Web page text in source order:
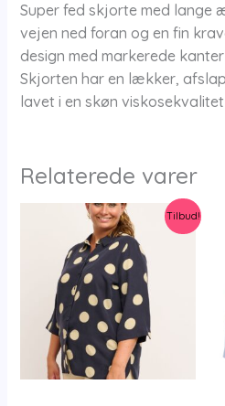
Super fed skjorte med lange
vejen ned foran og en fin
design med markerede
Skjorten har en lækker,
lavet i en skøn
Relaterede varer
Tilbud!